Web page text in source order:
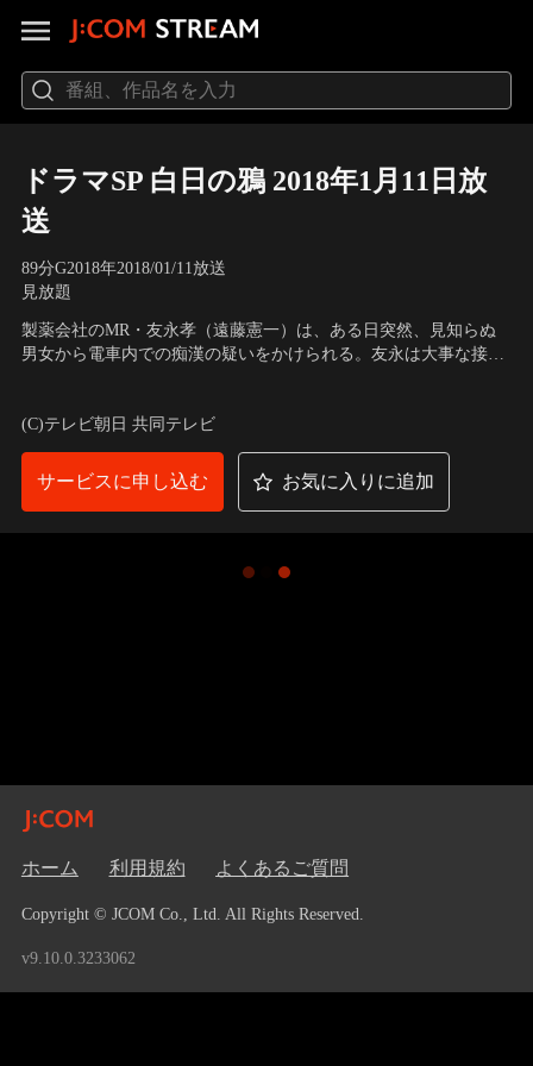
ドラマSP 白日の鴉 2018年1月11日放
送
89分G2018年2018/01/11放送
見放題
製薬会社のMR・友永孝（遠藤憲一）は、ある日突然、見知らぬ
男女から電車内での痴漢の疑いをかけられる。友永は大事な接待
田は初めての手柄をあげる。
(C)テレビ朝日 共同テレビ
サービスに申し込む お気に入りに追加
ホーム 利用規約 よくあるご質問
Copyright © JCOM Co., Ltd. All Rights Reserved.
v9.10.0.3233062